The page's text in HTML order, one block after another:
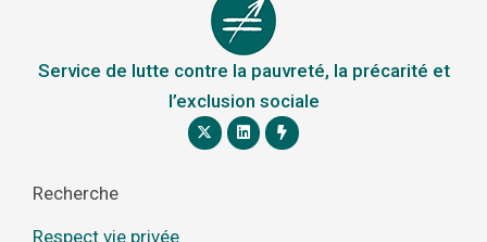
Service de lutte contre la pauvreté, la précarité et
l’exclusion sociale
Recherche
Respect vie privée